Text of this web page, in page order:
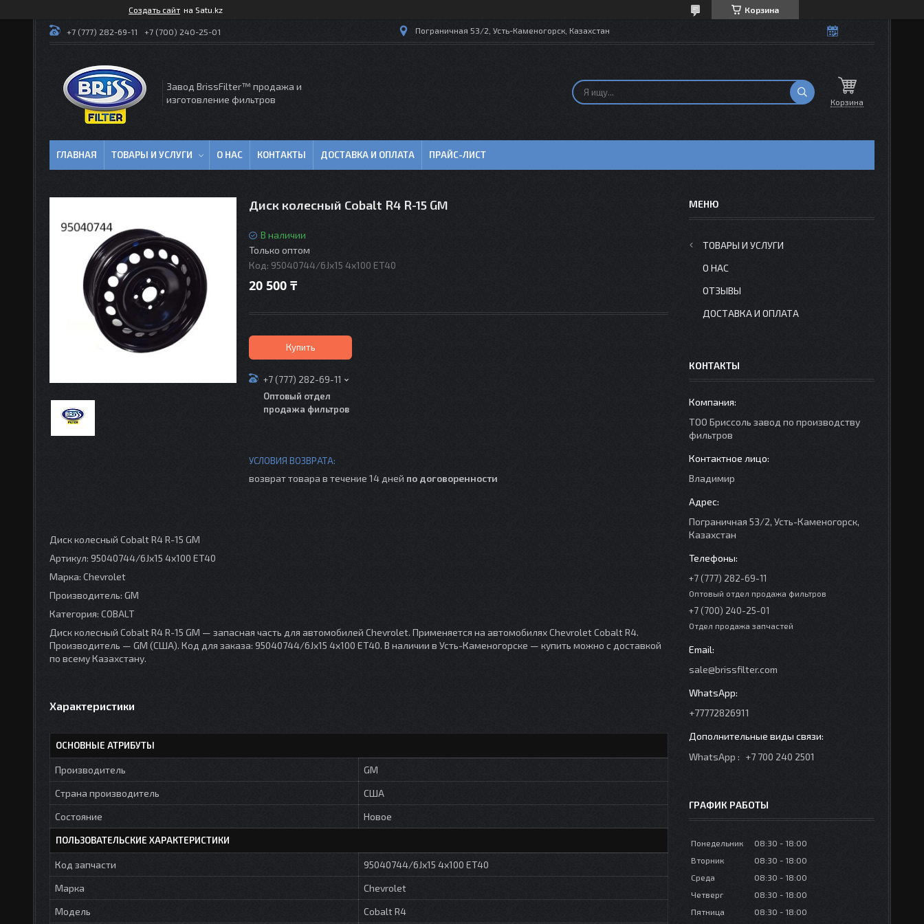
Создать сайт на Satu.kz Корзина
+7 (777) 282-69-11 +7 (700) 240-25-01 Пограничная 53/2, Усть-Каменогорск, Казахстан
Завод BrissFilter™ продажа и
изготовление фильтров
Корзина
ГЛАВНАЯ ТОВАРЫ И УСЛУГИ О НАС КОНТАКТЫ ДОСТАВКА И ОПЛАТА ПРАЙС-ЛИСТ
Диск колесный Cobalt R4 R-15 GM
В наличии
Только оптом
Код: 95040744/6Jx15 4x100 ET40
20 500 ₸
Купить
+7 (777) 282-69-11
Оптовый отдел
продажа фильтров
возврат товара в течение 14 дней по договоренности
Диск колесный Cobalt R4 R-15 GM
Артикул: 95040744/6Jx15 4x100 ET40
Марка: Chevrolet
Производитель: GM
Категория: COBALT
Диск колесный Cobalt R4 R-15 GM — запасная часть для автомобилей Chevrolet. Применяется на автомобилях Chevrolet Cobalt R4.
Производитель — GM (США). Код для заказа: 95040744/6Jx15 4x100 ET40. В наличии в Усть-Каменогорске — купить можно с доставкой
по всему Казахстану.
Характеристики
ОСНОВНЫЕ АТРИБУТЫ
Производитель
GM
Страна производитель
США
Состояние
Новое
ПОЛЬЗОВАТЕЛЬСКИЕ ХАРАКТЕРИСТИКИ
Код запчасти
95040744/6Jx15 4x100 ET40
Марка
Chevrolet
Модель
Cobalt R4
ТОВАРЫ И УСЛУГИ
О НАС
ОТЗЫВЫ
ДОСТАВКА И ОПЛАТА
КОНТАКТЫ
ТОО Бриссоль завод по производству
фильтров
Владимир
Пограничная 53/2, Усть-Каменогорск,
Казахстан
+7 (777) 282-69-11
Оптовый отдел продажа фильтров
+7 (700) 240-25-01
Отдел продажа запчастей
sale@brissfilter.com
+77772826911
WhatsApp +7 700 240 2501
ГРАФИК РАБОТЫ
Понедельник 08:30
18:00
Вторник
08:30
18:00
Среда
08:30
18:00
Четверг
08:30
18:00
Пятница
08:30 18:00